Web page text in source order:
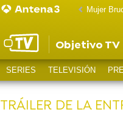
Mujer
Objetivo TV
SERIES TELEVISIÓN
TRÁILER DE LA